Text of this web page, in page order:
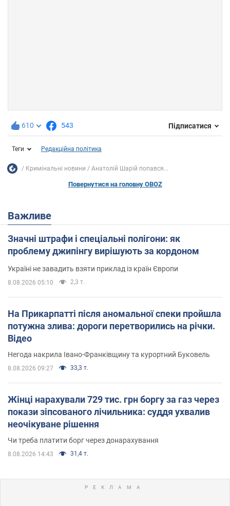
610 543 Підписатися
Теги Редакційна політика
Кримінальні новини Анатолій Шарій попався...
Повернутися на головну OBOZ
Важливе
Значні штрафи і спеціальні полігони: як
проблему джипінгу вирішують за кордоном
Україні не завадить взяти приклад із країн Європи
8.08.2026 05:10 2,3 т.
На Прикарпатті після аномальної спеки пройшла
потужна злива: дороги перетворились на річки.
Відео
Негода накрила Івано-Франківщину та курортний Буковель
8.08.2026 09:27 33,3 т.
Жінці нарахували 729 тис. грн боргу за газ через
покази зіпсованого лічильника: суддя ухвалив
неочікуване рішення
Чи треба платити борг через донарахування
8.08.2026 14:43 31,4 т.